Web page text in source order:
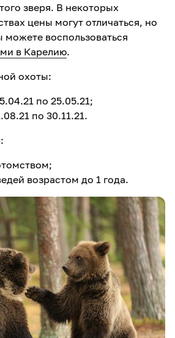
зверя. В некоторых
цены могут отличаться, но
можете воспользоваться
в Карелию.
охоты:
по 25.05.21;
по 30.11.21.
возрастом до 1 года.